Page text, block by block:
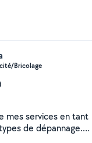
Bricolage
de dépannage.